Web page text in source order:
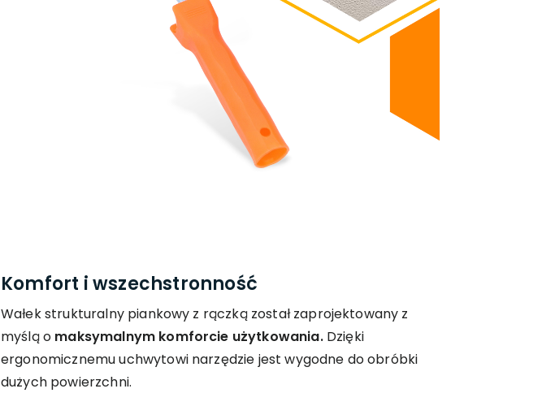
Komfort i wszechstronność
Wałek strukturalny piankowy z rączką został zaprojektowany z
myślą o maksymalnym komforcie użytkowania.Dzięki
ergonomicznemu uchwytowi narzędzie jest wygodne do obróbki
dużych powierzchni.